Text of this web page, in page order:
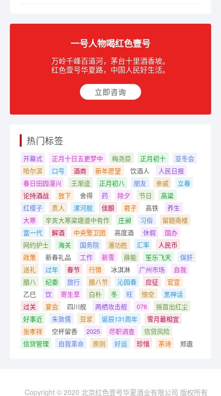
一号人物喝红色壹号
万岭千峰百道河，茅台十里酒香坡。
红色壹号华夏路，中国人民好生活。
立即咨询
热门标签
开幕式 正月十日五更梦中 梅尧臣 正月初十
亚冬会
哈尔滨
口号 酒商 新年愿望 饮酒人
人民日报
春日田园漫兴
王渐逵 正月初八 朋友 亲戚
立春
论持酒战
放下 舍得 药 除夕 节日
高粱
红缨子
贵人 漯河舰 佳酿 君子 高铁
养生
大寒
辛亥大寒梁塘道中有作 庄昶 习俗
留题南楼
富一代
解酒 中央警卫团 高度酒 休假
国办
网约护士
海关 国务院 潘功胜 汇率
人民币
政策
新春礼品 工作 新雪 薛能 笙乐飞天
保肝
送礼
过年 春节 行情 冰淇淋 广州市场
自我
腊八
纪委 旅行 腊八节 沁园春 应征
官宣
乙巳
饮 寄生草 白朴 冬 旺 悟空
黑神话
过关
宴会 四川舰 两栖攻击舰 076
摇首出红尘
好事近
朱敦儒 豆浆 诞辰131周年
雪月最相宜
张孝祥
空杯留香 2025 尽职调查
信贷风险
信贷管理
自我革命 原则 好运 珍惜 茶诗 郑遨
Copyright © 2020 北京红色壹号华夏酒业有限公司 版权所有